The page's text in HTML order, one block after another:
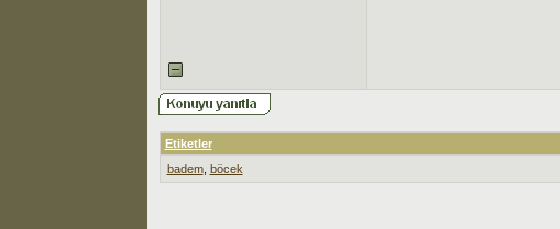
Etiketler
badem, böcek